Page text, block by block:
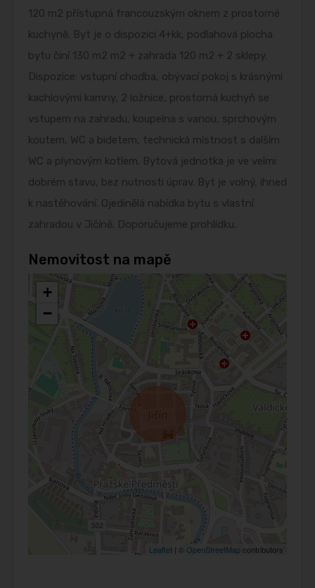
120 m2 přístupná francouzským oknem z prostorné
kuchyně. Byt je o dispozici 4+kk, podlahová plocha
bytu činí 130 m2 m2 + zahrada 120 m2 + 2 sklepy.
Dispozice: vstupní chodba, obývací pokoj s krásnými
kachlovými kamny, 2 ložnice, prostorná kuchyň se
vstupem na zahradu, koupelna s vanou, sprchovým
koutem, WC a bidetem, technická místnost s dalším
WC a plynovým kotlem. Bytová jednotka je ve velmi
dobrém stavu, bez nutnosti úprav. Byt je volný, ihned
k nastěhování. Ojedinělá nabídka bytu s vlastní
zahradou v Jičíně. Doporučujeme prohlídku.
Nemovitost na mapě
+
−
Leaflet | © OpenStreetMapcontributors